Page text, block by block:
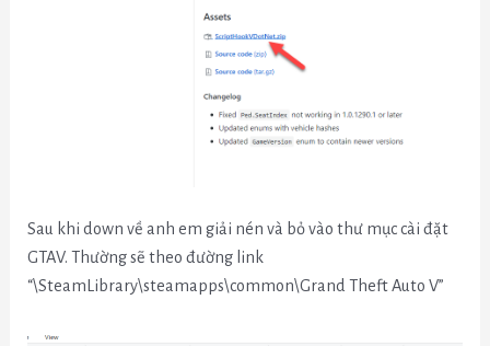
Sau khi down về anh em giải nén và bỏ vào thư mục cài đặt
GTAV. Thường sẽ theo đường link
“\SteamLibrary\steamapps\common\Grand Theft Auto V”